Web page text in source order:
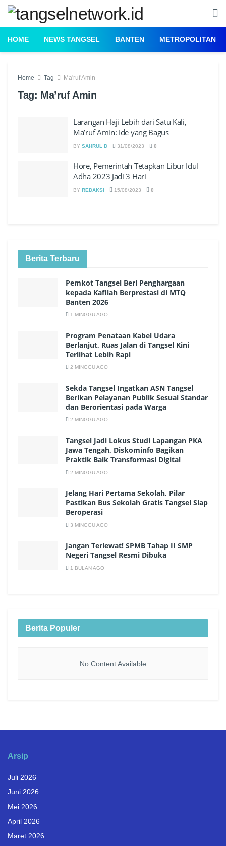
HOME NEWS TANGSEL BANTEN METROPOLITAN
Home Tag Ma'ruf Amin
Tag: Ma’ruf Amin
Larangan Haji Lebih dari Satu Kali,
Ma’ruf Amin: Ide yang Bagus
BY SAHRUL D 31/08/2023 0
Hore, Pemerintah Tetapkan Libur Idul
Adha 2023 Jadi 3 Hari
BY REDAKSI 15/08/2023 0
Berita Terbaru
Pemkot Tangsel Beri Penghargaan
kepada Kafilah Berprestasi di MTQ
Banten 2026
1 MINGGU AGO
Program Penataan Kabel Udara
Berlanjut, Ruas Jalan di Tangsel Kini
Terlihat Lebih Rapi
2 MINGGU AGO
Sekda Tangsel Ingatkan ASN Tangsel
Berikan Pelayanan Publik Sesuai Standar
dan Berorientasi pada Warga
2 MINGGU AGO
Tangsel Jadi Lokus Studi Lapangan PKA
Jawa Tengah, Diskominfo Bagikan
Praktik Baik Transformasi Digital
2 MINGGU AGO
Jelang Hari Pertama Sekolah, Pilar
Pastikan Bus Sekolah Gratis Tangsel Siap
Beroperasi
3 MINGGU AGO
Jangan Terlewat! SPMB Tahap II SMP
Negeri Tangsel Resmi Dibuka
1 BULAN AGO
Berita Populer
No Content Available
Arsip
Juli 2026
Juni 2026
Mei 2026
April 2026
Maret 2026